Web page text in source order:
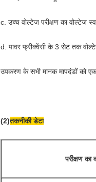
c. उच्च वोल्टेज परीक्षण का वोल्टेज
d. पावर फ्रीक्वेंसी के 3 सेट तक
उपकरण के सभी मानक मापदंडों को
(2)तकनीकी डेटा
परीक्षण का